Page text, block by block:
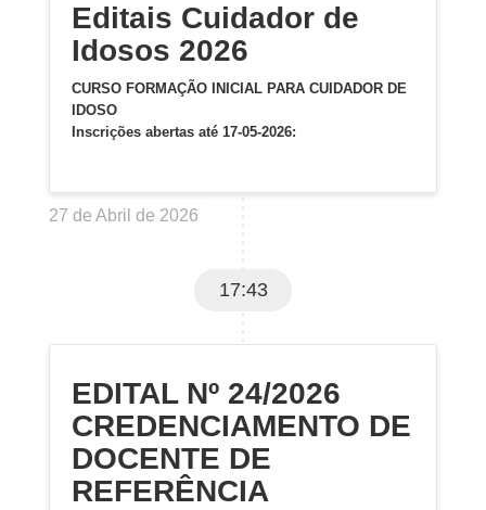
Editais Cuidador de
Idosos 2026
CURSO FORMAÇÃO INICIAL PARA CUIDADOR DE
IDOSO
Inscrições abertas até 17-05-2026:
27 de Abril de 2026
17:43
EDITAL Nº 24/2026
CREDENCIAMENTO DE
DOCENTE DE
REFERÊNCIA